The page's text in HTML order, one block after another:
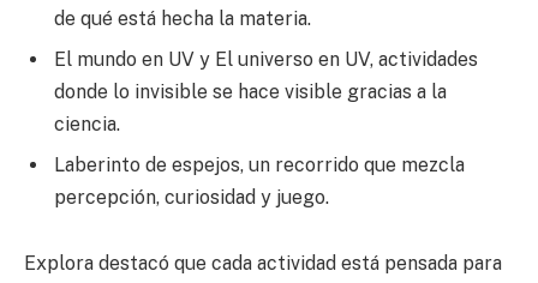
de qué está hecha la materia.
El mundo en UV y El universo en UV, actividades
donde lo invisible se hace visible gracias a la
ciencia.
Laberinto de espejos, un recorrido que mezcla
percepción, curiosidad y juego.
Explora destacó que cada actividad está pensada para